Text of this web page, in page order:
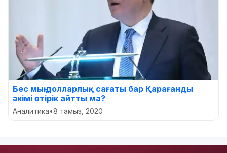
Бес мың долларлық сағаты бар Қарағанды
әкімі өтірік айтты ма?
Аналитика•8 тамыз, 2020